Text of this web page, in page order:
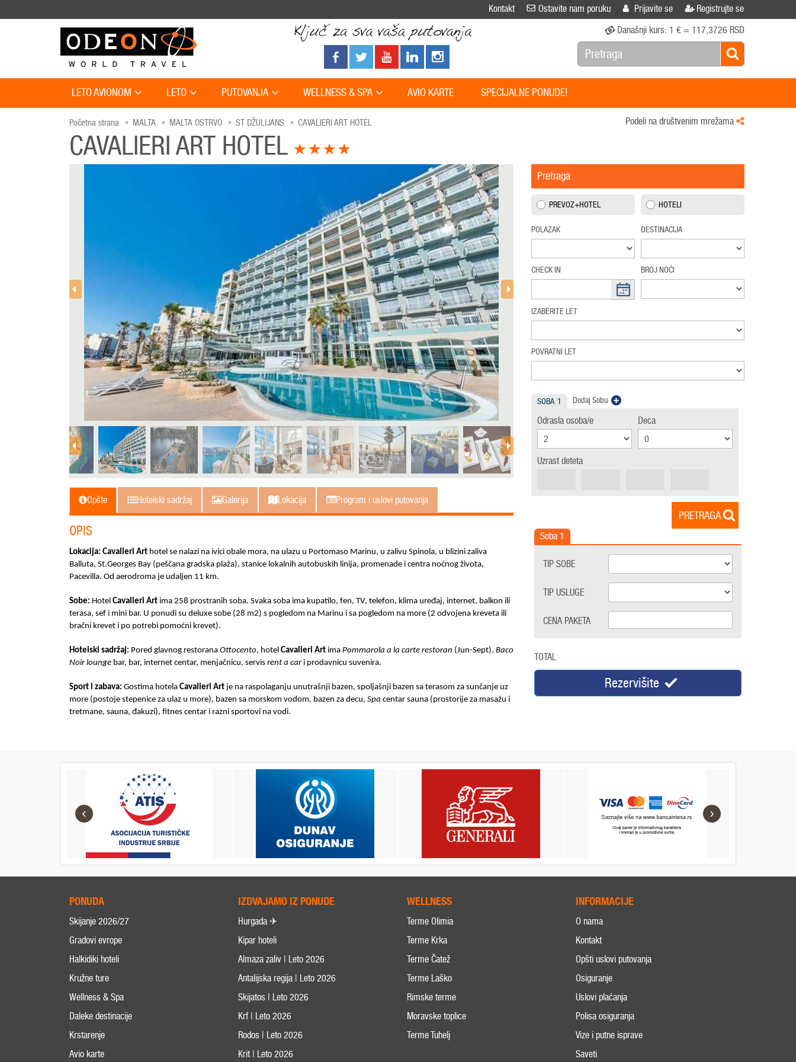
Kontakt Ostavite nam poruku Prijavite se Registrujte se
LETO AVIONOM LETO PUTOVANJA WELLNESS & SPA AVIO KARTE SPECIJALNE PONUDE!
Današnji kurs: 1 € = 117,3726 RSD
Početna strana MALTA MALTA OSTRVO ST DŽULIJANS CAVALIERI ART HOTEL Podeli na društvenim mrežama
CAVALIERI ART HOTEL
Opšte Hotelski sadržaj Galerija Lokacija Program i uslovi putovanja
OPIS
Lokacija: Cavalieri Art hotel se nalazi na ivici obale mora, na ulazu u Portomaso Marinu, u zalivu Spinola, u blizini zaliva
Balluta, St.Georges Bay (peščana gradska plaža), stanice lokalnih autobuskih linija, promenade i centra noćnog života,
Pacevilla. Od aerodroma je udaljen 11 km.
Sobe: Hotel Cavalieri Art ima 258 prostranih soba. Svaka soba ima kupatilo, fen, TV, telefon, klima uređaj, internet, balkon ili
terasa, sef i mini bar. U ponudi su deluxe sobe (28 m2) s pogledom na Marinu i sa pogledom na more (2 odvojena kreveta ili
bračni krevet i po potrebi pomoćni krevet).
Hotelski sadržaj: Pored glavnog restorana Ottocento, hotel Cavalieri Art ima Pommarola a la carte restoran (Jun-Sept), Baco
Noir lounge bar, bar, internet centar, menjačnicu, servis rent a cari prodavnicu suvenira.
Sport i zabava: Gostima hotela Cavalieri Art je na raspolaganju unutrašnji bazen, spoljašnji bazen sa terasom za sunčanje uz
more (postoje stepenice za ulaz u more), bazen sa morskom vodom, bazen za decu, Spa centar sauna (prostorije za masažu i
tretmane, sauna, đakuzi), fitnes centar i razni sportovi na vodi.
Pretraga
PREVOZ+HOTEL HOTELI
POLAZAK DESTINACIJA
CHECK IN BROJ NOĆI
IZABERITE LET
POVRATNI LET
SOBA 1 Dodaj Sobu
Odrasla osoba/e Deca
Uzrast deteta
PRETRAGA
Soba 1
TIP SOBE
TIP USLUGE
CENA PAKETA
TOTAL
Rezervišite
‹ ›
PONUDA
Skijanje 2026/27
Gradovi evrope
Halkidiki hoteli
Kružne ture
Wellness & Spa
Daleke destinacije
Krstarenje
Avio karte
IZDVAJAMO IZ PONUDE
Hurgada ✈
Kipar hoteli
Almaza zaliv | Leto 2026
Antalijska regija | Leto 2026
Skijatos | Leto 2026
Krf | Leto 2026
Rodos | Leto 2026
Krit | Leto 2026
WELLNESS
Terme Olimia
Terme Krka
Terme Čatež
Terme Laško
Rimske terme
Moravske toplice
Terme Tuhelj
INFORMACIJE
O nama
Kontakt
Opšti uslovi putovanja
Osiguranje
Uslovi plaćanja
Polisa osiguranja
Vize i putne isprave
Saveti